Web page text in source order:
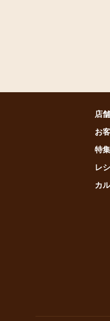
店
お
特集
レ
カ